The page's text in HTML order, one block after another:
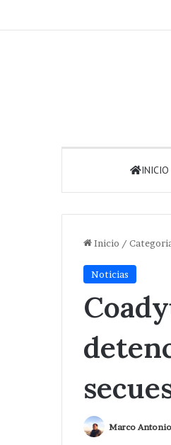
INICIO
Inicio /
Noticias
Marco